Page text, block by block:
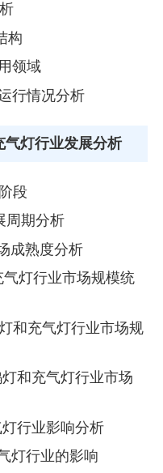
构
领域
行情况分析
气灯行业发展分析
段
周期分析
成熟度分析
灯行业市场规模统
和充气灯行业市场规
和充气灯行业市场
行业影响分析
灯行业的影响